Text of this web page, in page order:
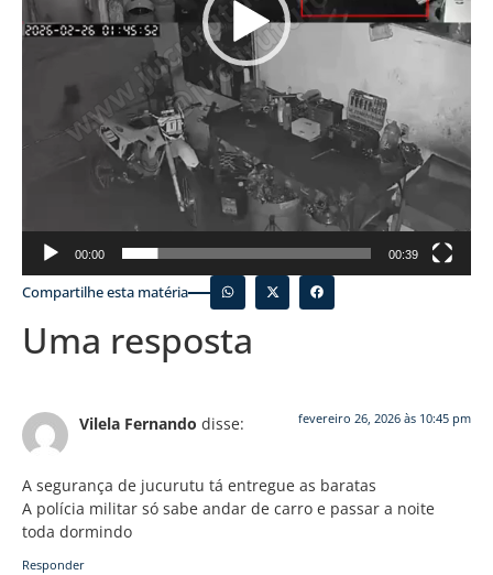
00:00 00:39
Compartilhe esta matéria
Uma resposta
Vilela Fernando disse: fevereiro 26, 2026 às 10:45 pm
A segurança de jucurutu tá entregue as baratas
A polícia militar só sabe andar de carro e passar a noite
toda dormindo
Responder